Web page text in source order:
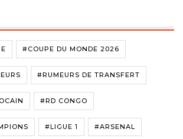
#COUPE DU MONDE 2026
#RUMEURS DE TRANSFERT
#RD CONGO
#LIGUE 1 #ARSENAL